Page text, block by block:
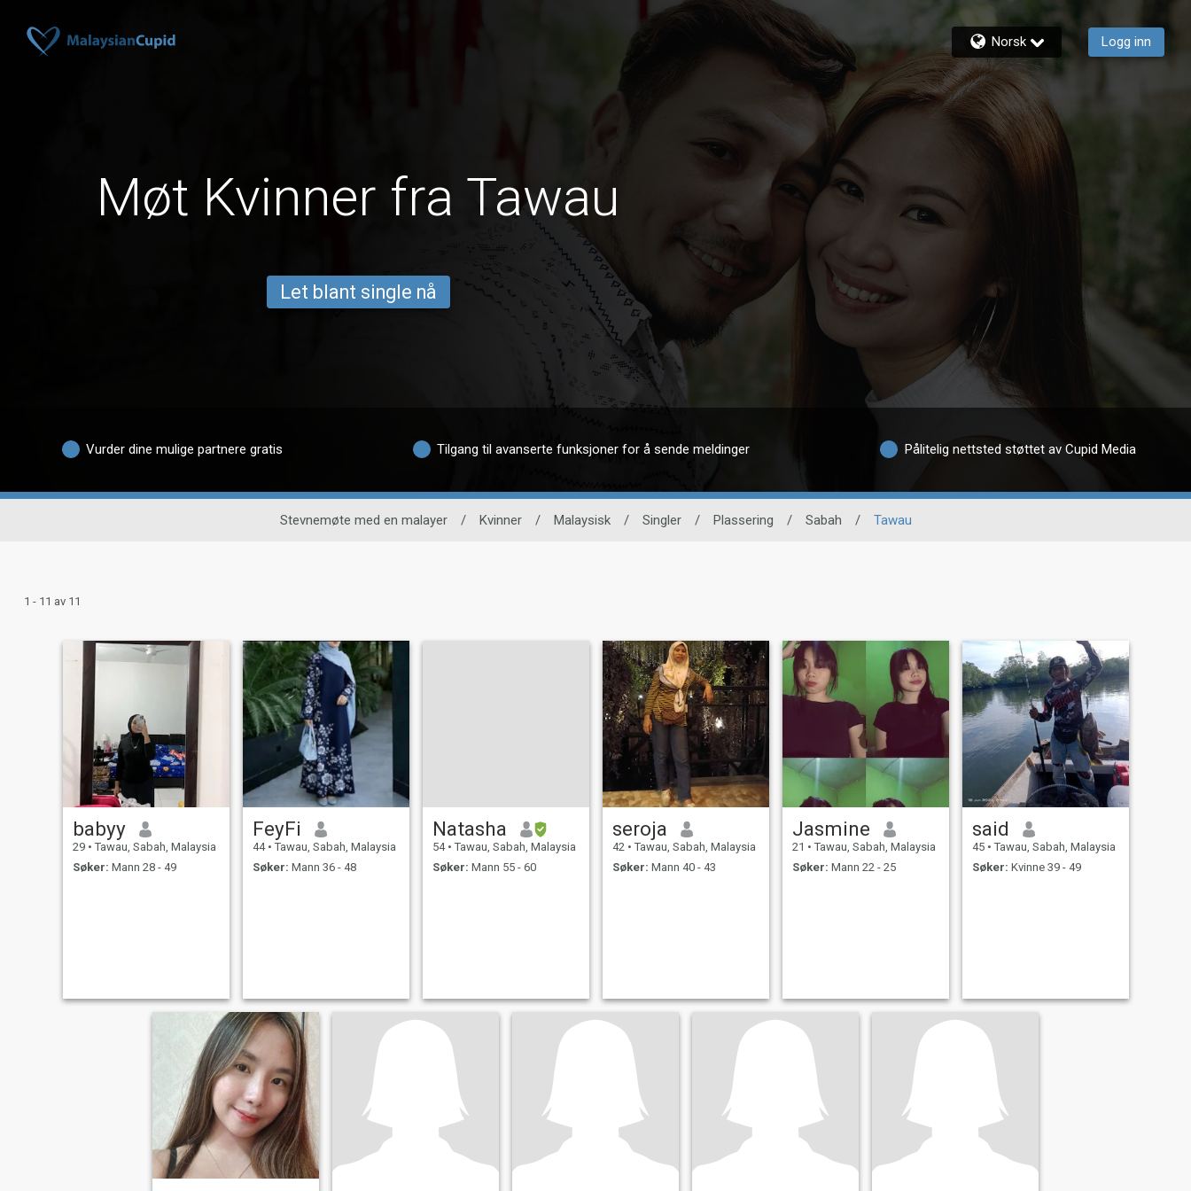
Norsk Logg inn
Møt Kvinner fra Tawau
Let blant single nå
Vurder dine mulige partnere gratis Tilgang til avanserte funksjoner for å sende meldinger Pålitelig nettsted støttet av Cupid Media
Stevnemøte med en malayer / Kvinner / Malaysisk / Singler / Plassering / Sabah / Tawau
1 - 11 av 11
babyy
29 • Tawau, Sabah, Malaysia
Søker: Mann 28 - 49
FeyFi
44 • Tawau, Sabah, Malaysia
Søker: Mann 36 - 48
Natasha
54 • Tawau, Sabah, Malaysia
Søker: Mann 55 - 60
seroja
42 • Tawau, Sabah, Malaysia
Søker: Mann 40 - 43
Jasmine
21 • Tawau, Sabah, Malaysia
Søker: Mann 22 - 25
said
45 • Tawau, Sabah, Malaysia
Søker: Kvinne 39 - 49